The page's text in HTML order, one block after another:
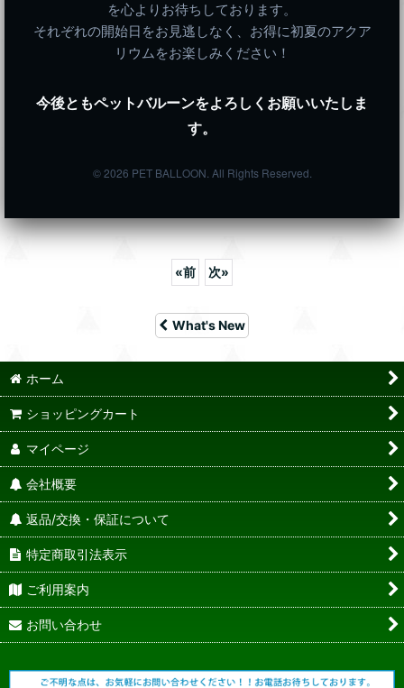
を心よりお待ちしております。
それぞれの開始日をお見逃しなく、お得に初夏のアクア
リウムをお楽しみください！
今後ともペットバルーンをよろしくお願いいたしま
す。
© 2026 PET BALLOON. All Rights Reserved.
«前 次»
What's New
ホーム
ショッピングカート
マイページ
会社概要
返品/交換・保証について
特定商取引法表示
ご利用案内
お問い合わせ